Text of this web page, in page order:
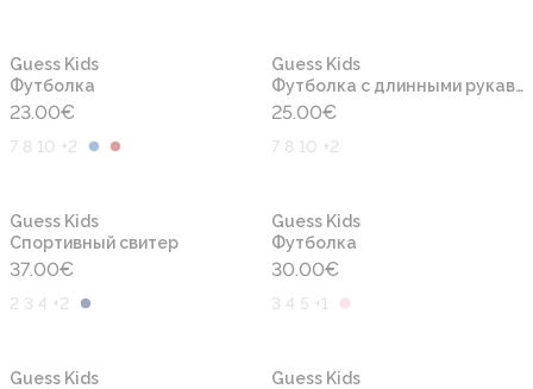
Guess Kids
Футболка
23.00€
7 8 10 +2
Guess Kids
Футболка с длинными рукавами
25.00€
7 8 10 +2
Guess Kids
Cпортивный свитер
37.00€
2 3 4 +2
Guess Kids
Футболка
30.00€
3 4 5 +1
Guess Kids
Guess Kids